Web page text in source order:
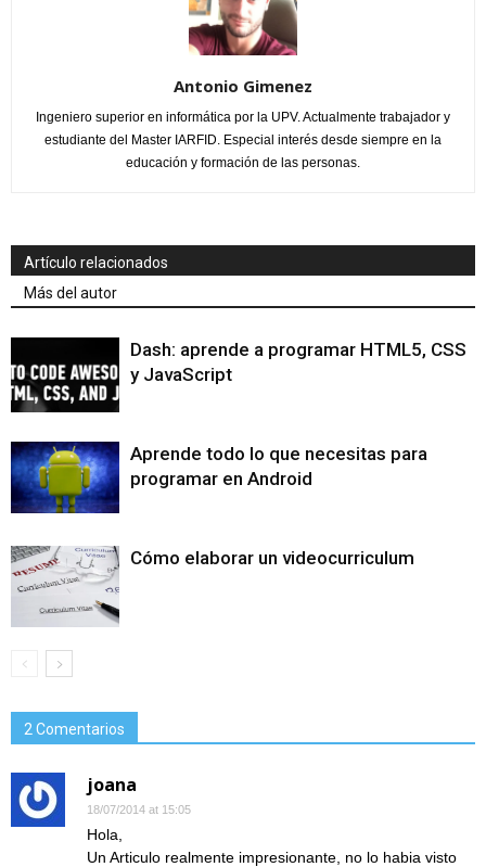
Antonio Gimenez
Ingeniero superior en informática por la UPV. Actualmente trabajador y
estudiante del Master IARFID. Especial interés desde siempre en la
educación y formación de las personas.
Artículo relacionados
Más del autor
Dash: aprende a programar HTML5, CSS
y JavaScript
Aprende todo lo que necesitas para
programar en Android
Cómo elaborar un videocurriculum
2 Comentarios
joana
18/07/2014 at 15:05
Hola,
Un Articulo realmente impresionante, no lo habia visto